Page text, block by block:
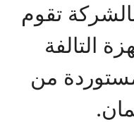
تقوم
التالفة
من